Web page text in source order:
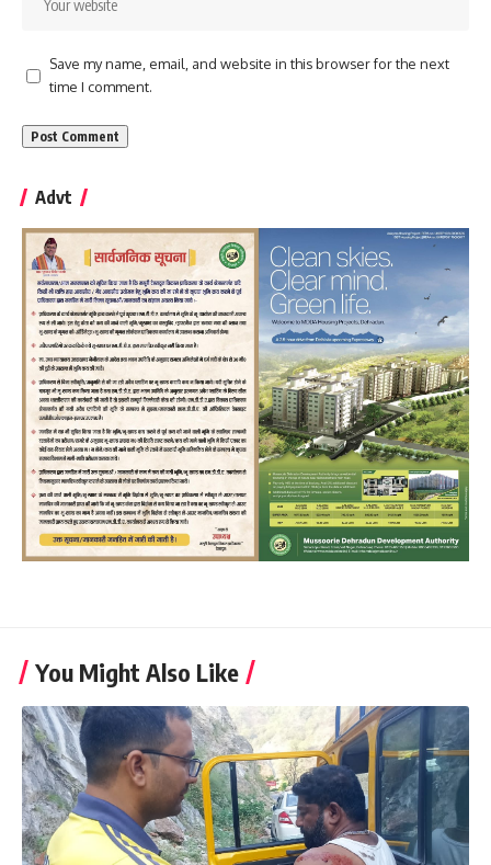
Save my name, email, and website in this browser for the next
time I comment.
Advt
You Might Also Like